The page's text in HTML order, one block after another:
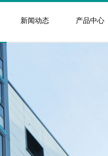
新闻动态 产品中心